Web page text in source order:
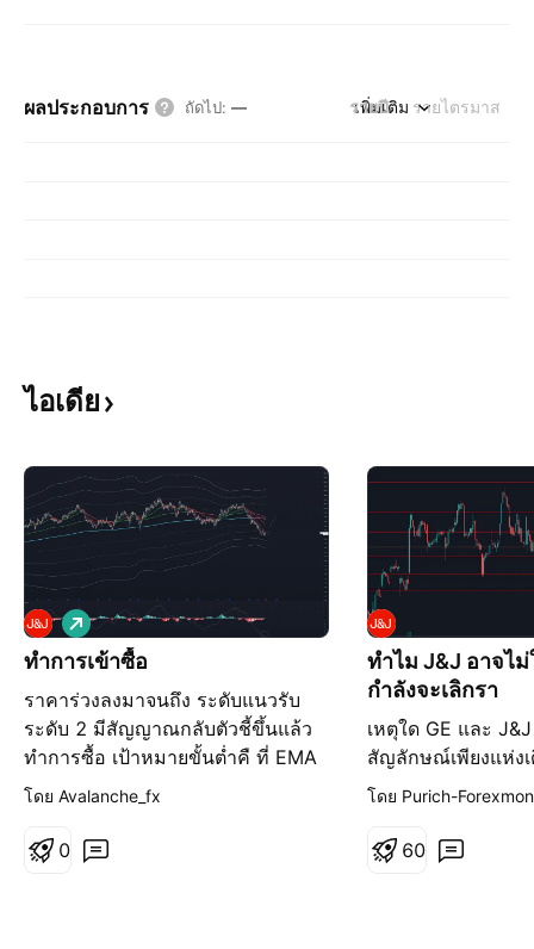
ผลประกอบการ ถัดไป: — รายปี รายไตรมาส
เพิ่มเติม
ไอเดีย
ทำการเข้าซื้อ
ราคาร่วงลงมาจนถึง ระดับแนวรับ
ระดับ 2 มีสัญญาณกลับตัวชี้ขึ้นแล้ว
ทำการซื้อ เป้าหมายขั้นต่ำคื ที่ EMA
480
เ
ม
ขึ้
น
โดย Avalanche_fx
0
ทำไม J&J อาจไ
กำลังจะเลิกรา
เหตุใด GE และ
สัญลักษณ์เพียงแห่ง
เลิกรา สิ่งที่จะเกิด
สัญลักษณ์อยู่ภายใต้
โดย Purich-
60